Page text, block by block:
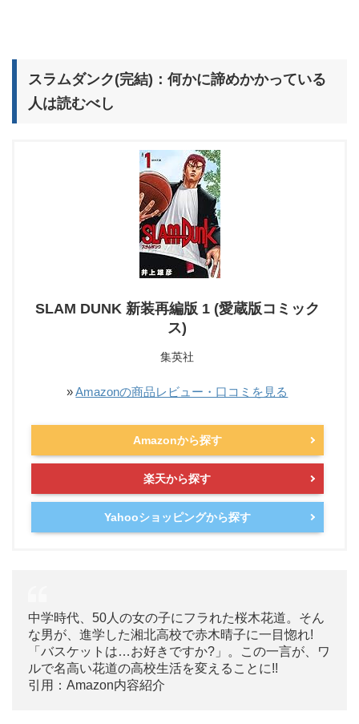
スラムダンク(完結)：何かに諦めかかっている
人は読むべし
SLAM DUNK 新装再編版 1 (愛蔵版コミック
ス)
集英社
»Amazonの商品レビュー・口コミを見る
Amazonから探す
楽天から探す
Yahooショッピングから探す
中学時代、50人の女の子にフラれた桜木花道。そん
な男が、進学した湘北高校で赤木晴子に一目惚れ!
「バスケットは…お好きですか?」。この一言が、ワ
ルで名高い花道の高校生活を変えることに!!
引用：Amazon内容紹介